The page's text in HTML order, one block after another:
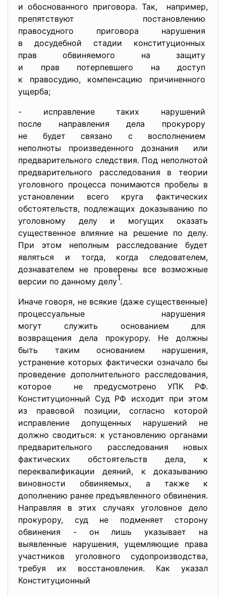
и обоснованного приговора. Так, например,
препятствуют постановлению
правосудного приговора нарушения
в досудебной стадии конституционных
прав обвиняемого на защиту
и прав потерпевшего на доступ
к правосудию, компенсацию причиненного
ущерба;
- исправление таких нарушений
после направления дела прокурору
не будет связано с восполнением
неполноты произведенного дознания или
предварительного следствия. Под неполнотой
предварительного расследования в теории
уголовного процесса понимаются пробелы в
установлении всего круга фактических
обстоятельств, подлежащих доказыванию по
уголовному делу и могущих оказать
существенное влияние на решение по делу.
При этом неполным расследование будет
являться и тогда, когда следователем,
дознавателем не проверены все возможные
версии по данному делу1.
Иначе говоря, не всякие (даже существенные)
процессуальные нарушения
могут служить основанием для
возвращения дела прокурору. Не должны
быть таким основанием нарушения,
устранение которых фактически означало бы
проведение дополнительного расследования,
которое не предусмотрено УПК РФ.
Конституционный Суд РФ исходит при этом
из правовой позиции, согласно которой
исправление допущенных нарушений не
должно сводиться: к установлению органами
предварительного расследования новых
фактических обстоятельств дела, к
переквалификации деяний, к доказыванию
виновности обвиняемых, а также к
дополнению ранее предъявленного обвинения.
Направляя в этих случаях уголовное дело
прокурору, суд не подменяет сторону
обвинения - он лишь указывает на
выявленные нарушения, ущемляющие права
участников уголовного судопроизводства,
требуя их восстановления. Как указал
Конституционный